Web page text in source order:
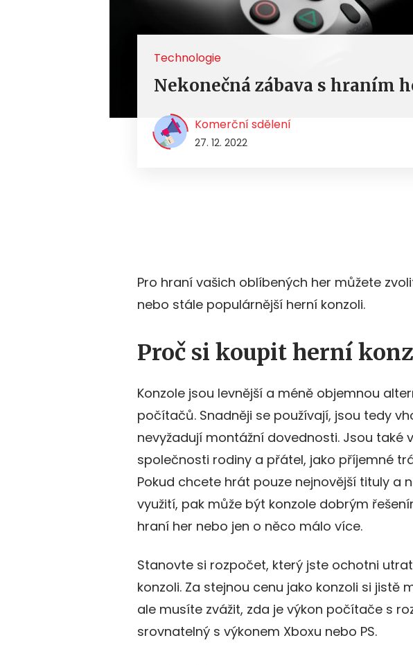
Technologie
Nekonečná zábava s hraním
Komerční sdělení
27. 12. 2022
Pro hraní vašich oblíbených her můžete
nebo stále populárnější herní konzoli.
Proč si koupit herní
Konzole jsou levnější a méně objemnou
počítačů. Snadněji se používají, jsou tedy
nevyžadují montážní dovednosti. Jsou také
společnosti rodiny a přátel, jako příjemné
Pokud chcete hrát pouze nejnovější tituly a
využití, pak může být konzole dobrým
hraní her nebo jen o něco málo více.
Stanovte si rozpočet, který jste ochotni
konzoli. Za stejnou cenu jako konzoli si jistě
ale musíte zvážit, zda je výkon počítače s
srovnatelný s výkonem Xboxu nebo PS.